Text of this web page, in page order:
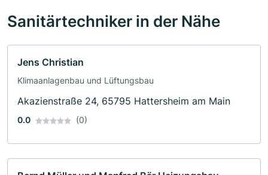
Sanitärtechniker in der Nähe
Jens Christian
Klimaanlagenbau und Lüftungsbau
Akazienstraße 24, 65795 Hattersheim am Main
0.0 (0)